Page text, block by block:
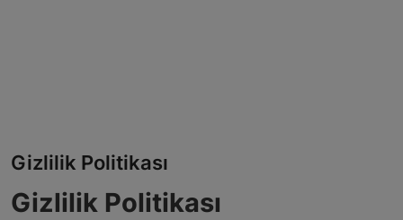
Çerez Politikası
Kullanım Şartnamesi
Gizlilik Politikası
Gizlilik Politikası